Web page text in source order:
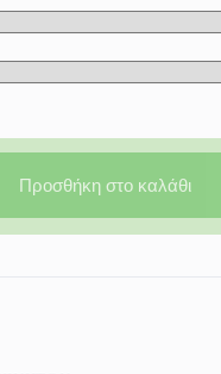
Προσθήκη στο καλάθι